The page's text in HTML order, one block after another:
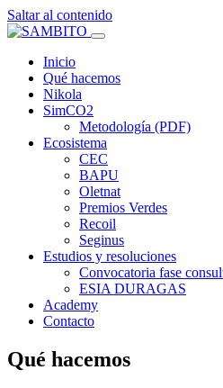
Saltar al contenido
Inicio
Qué hacemos
Nikola
SimCO2
Metodología (PDF)
Ecosistema
CEC
BAPU
Oletnat
Premios Verdes
Recoil
Seginus
Estudios y resoluciones
Convocatoria fase
ESIA DURAGAS
Academy
Contacto
Qué hacemos